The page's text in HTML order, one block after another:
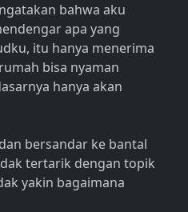
bahwa aku
apa yang
itu hanya menerima
bisa nyaman
hanya akan
bersandar ke bantal
tertarik dengan topik
yakin bagaimana